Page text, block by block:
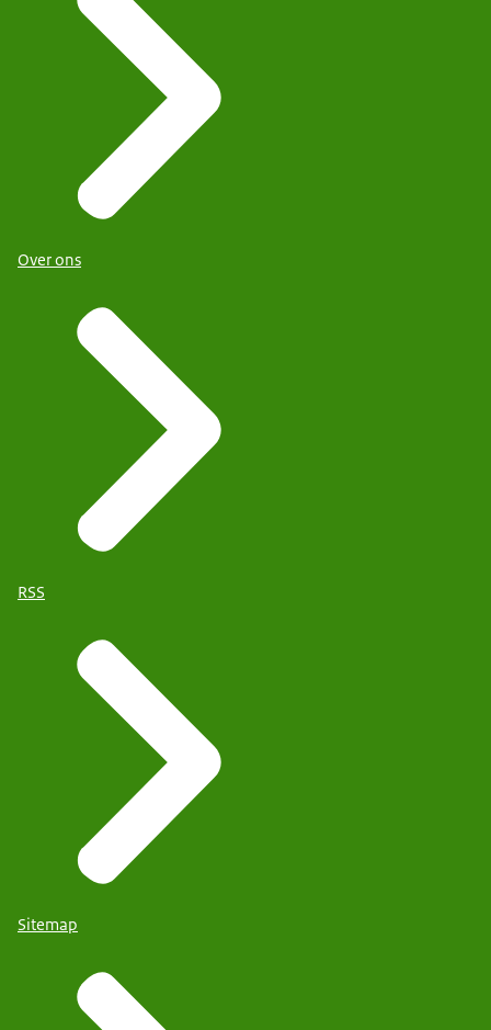
Over ons
RSS
Sitemap